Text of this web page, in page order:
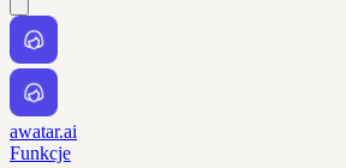
awatar.ai
Funkcje